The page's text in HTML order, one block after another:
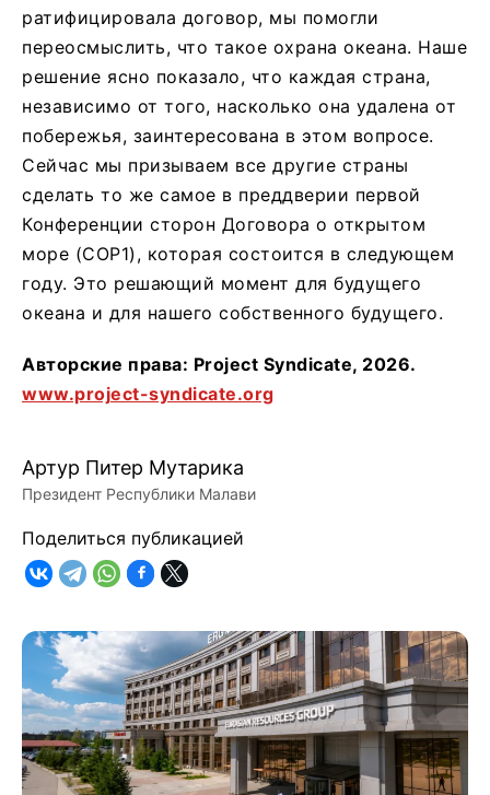
ратифицировала договор, мы помогли
переосмыслить, что такое охрана океана. Наше
решение ясно показало, что каждая страна,
независимо от того, насколько она удалена от
побережья, заинтересована в этом вопросе.
Сейчас мы призываем все другие страны
сделать то же самое в преддверии первой
Конференции сторон Договора о открытом
море (COP1), которая состоится в следующем
году. Это решающий момент для будущего
океана и для нашего собственного будущего.
Авторские права: Project Syndicate, 2026.
www.project-syndicate.org
Артур Питер Мутарика
Президент Республики Малави
Поделиться публикацией